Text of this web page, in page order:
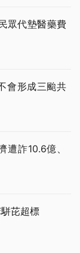
眾代墊醫藥費
會形成三颱共
詐10.6億、
芘超標